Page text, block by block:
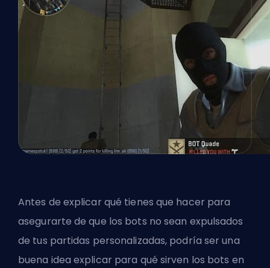
Antes de explicar qué tienes que hacer para
asegurarte de que los bots no sean expulsados
de tus partidas personalizadas, podría ser una
buena idea explicar para qué sirven los bots en